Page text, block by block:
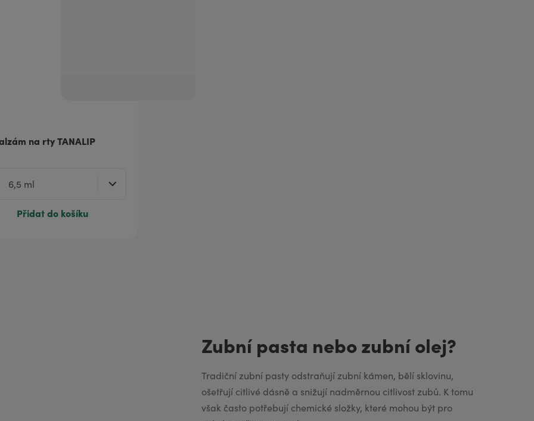
na rty TANALIP
Přidat do košíku
Zubní pasta nebo zubní olej?
Tradiční zubní pasty odstraňují zubní kámen, bělí sklovinu,
ošetřují citlivé dásně a snižují nadměrnou citlivost zubů. K tomu
však často potřebují chemické složky, které mohou být pro